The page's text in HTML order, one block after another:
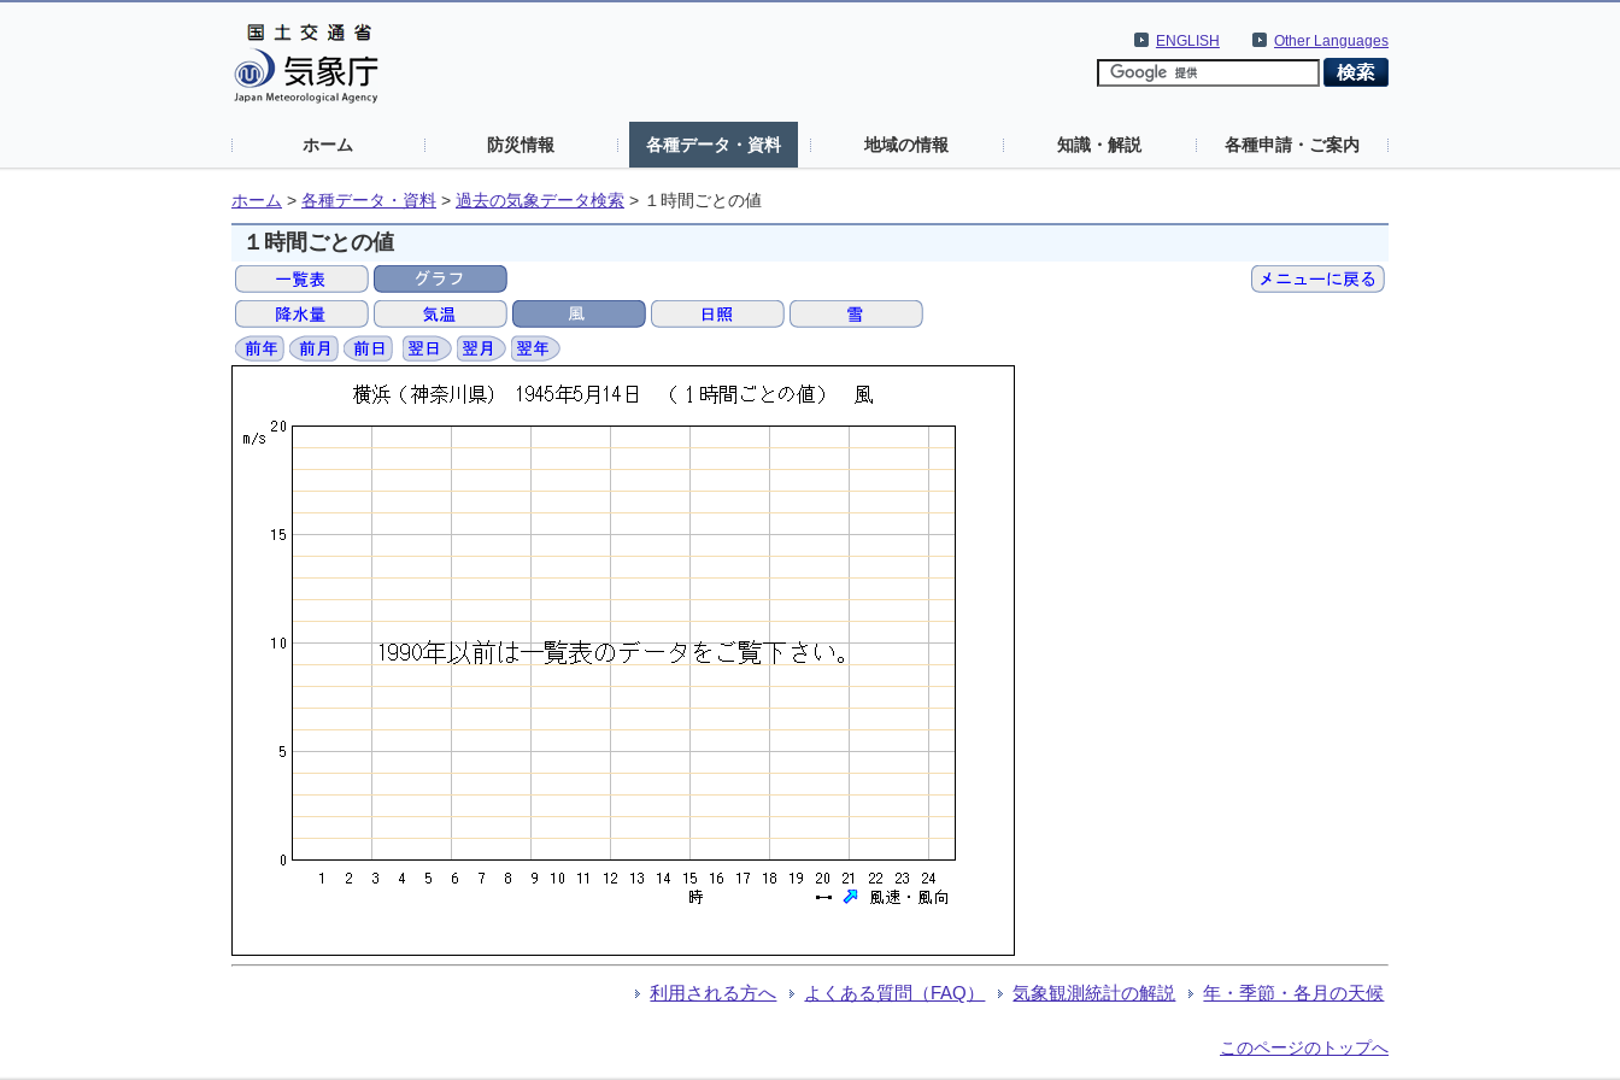
Other Languages
ENGLISH
ホーム 防災情報 各種データ・資料 地域の情報 知識・解説 各種申請・ご案内
ホーム > 各種データ・資料 > 過去の気象データ検索 > １時間ごとの値
１時間ごとの値
利用される方へ よくある質問（FAQ） 気象観測統計の解説 年・季節・各月の天候
このページのトップへ